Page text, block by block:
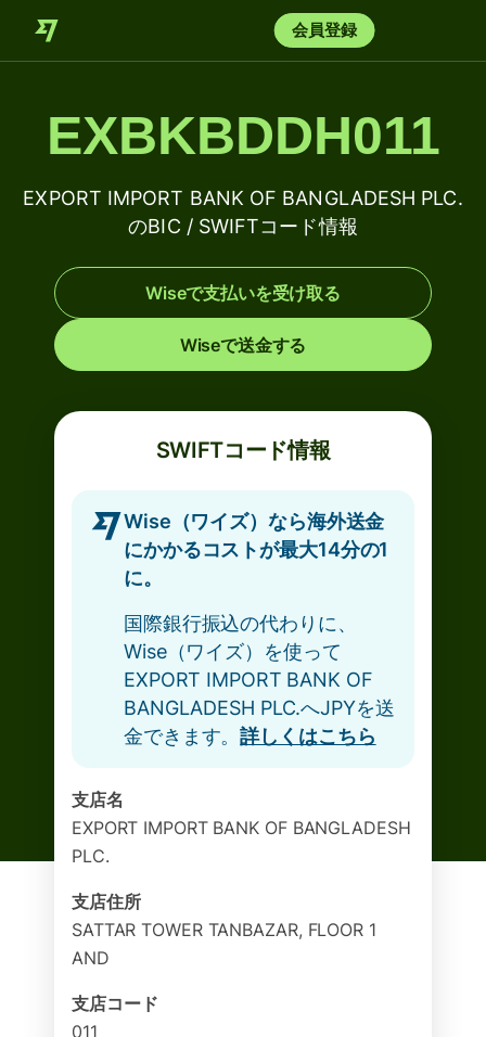
会員登録
EXBKBDDH011
EXPORT IMPORT BANK OF BANGLADESH PLC.
のBIC / SWIFTコード情報
Wiseで支払いを受け取る
Wiseで送金する
SWIFTコード情報
Wise（ワイズ）なら海外送金
にかかるコストが最大14分の1
に。
国際銀行振込の代わりに、
Wise（ワイズ）を使って
EXPORT IMPORT BANK OF
BANGLADESH PLC.へJPYを送
金できます。詳しくはこちら
支店名
EXPORT IMPORT BANK OF BANGLADESH
PLC.
支店住所
SATTAR TOWER TANBAZAR, FLOOR 1
AND
支店コード
011